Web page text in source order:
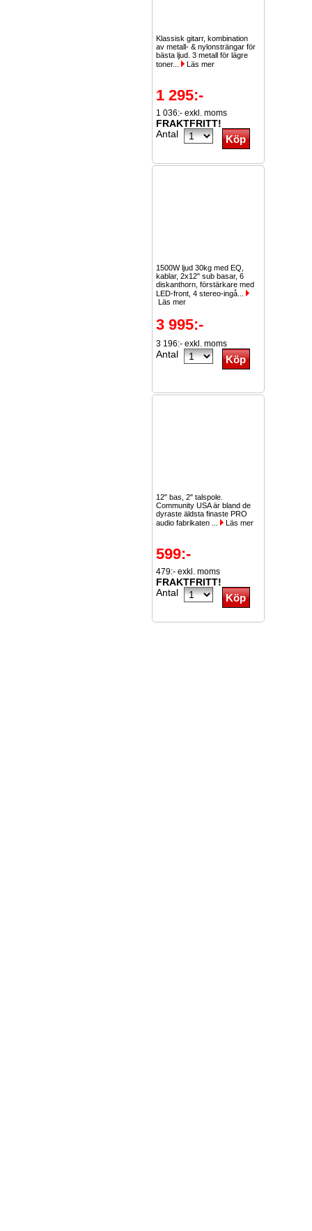
Klassisk gitarr, kombination
av metall- & nylonsträngar för
bästa ljud. 3 metall för lägre
toner...
Läs mer
1 295:-
1 036:- exkl. moms
FRAKTFRITT!
Antal
1500W ljud 30kg med EQ,
kablar, 2x12" sub basar, 6
diskanthorn, förstärkare med
LED-front, 4 stereo-ingå...
Läs mer
3 995:-
3 196:- exkl. moms
Antal
12" bas, 2" talspole.
Community USA är bland de
dyraste äldsta finaste PRO
audio fabrikaten ...
Läs mer
599:-
479:- exkl. moms
FRAKTFRITT!
Antal